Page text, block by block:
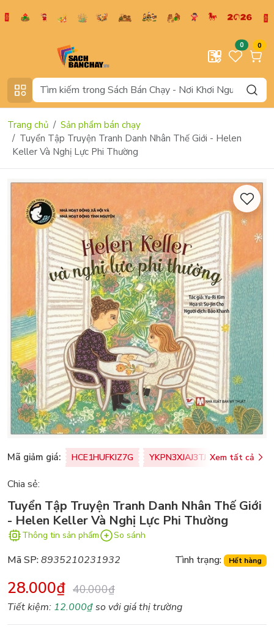
0 0
Trang chủ
Sản phẩm bán chạy
Tuyển Tập Truyện Tranh Danh Nhân Thế Giới - Helen
Keller Và Nghị Lực Phi Thường
Mã giảm giá: HCE1HUFKIZ7G YKPN3XJAJ3TJ Xem tất cả
Chia sẻ:
Tuyển Tập Truyện Tranh Danh Nhân Thế Giới
- Helen Keller Và Nghị Lực Phi Thường
Thông tin sản phẩm So sánh
Mã SP:8935210231932 Tình trạng: Hết hàng
28.000₫ 40.000₫
Tiết kiệm: 12.000₫so với giá thị trường